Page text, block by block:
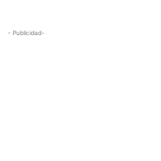
- Publicidad-